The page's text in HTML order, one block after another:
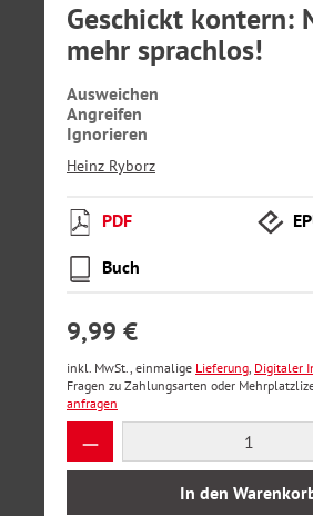
Geschickt kontern:
mehr sprachlos!
Ausweichen
Angreifen
Ignorieren
Heinz Ryborz
PDF
Buch
9,99 €
inkl. MwSt., einmalige Lieferung, Digitaler
Fragen zu Zahlungsarten oder
anfragen
Produkt Anzahl: Gib
In den